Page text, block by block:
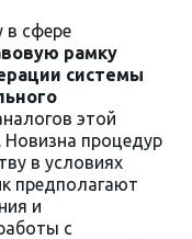
в сфере
рамку
системы
этой
Новизна процедур
в условиях
предполагают
и
с